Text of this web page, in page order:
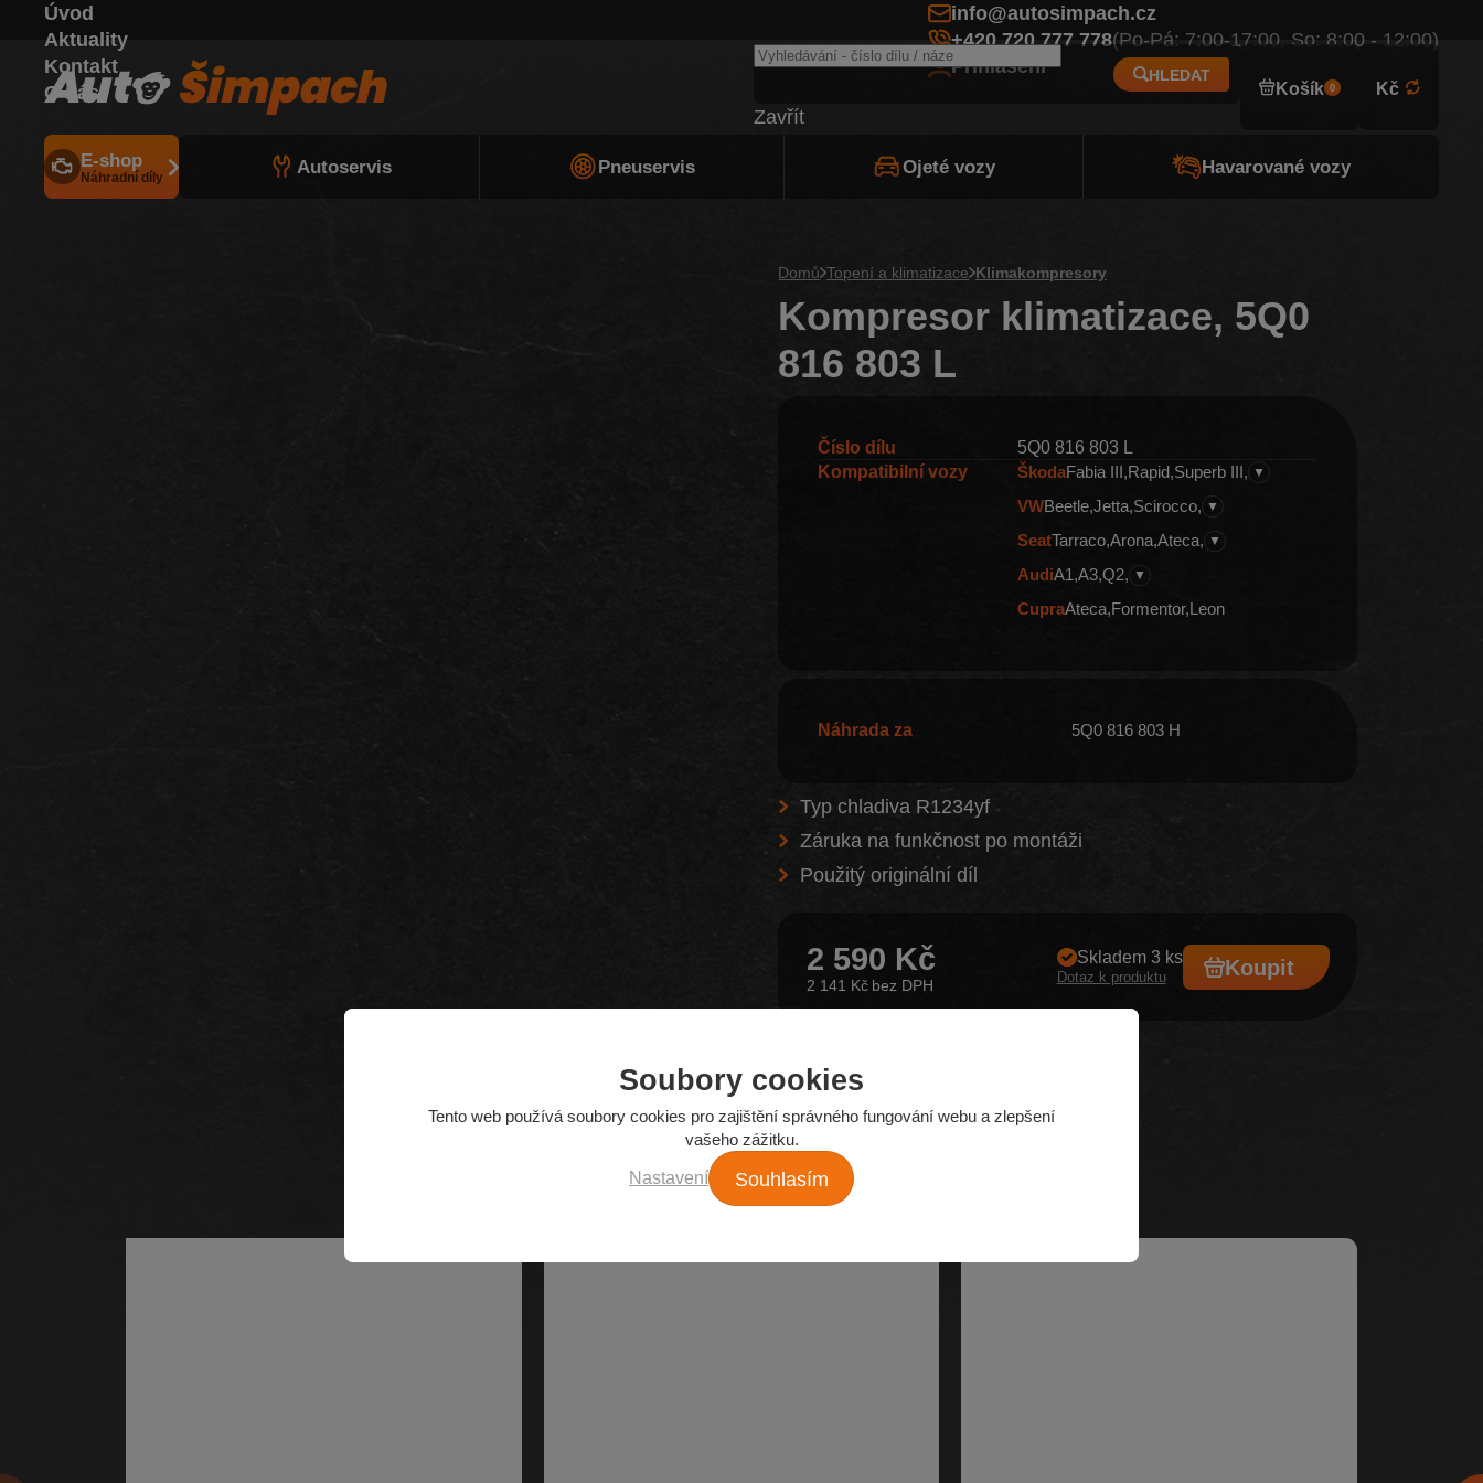
Úvod
Aktuality
Kontakt
O nás
info@autosimpach.cz
+420 720 777 778(Po-Pá: 7:00-17:00, So: 8:00 - 12:00)
Přihlášení
E-shop
Náhradní díly Autoservis Pneuservis Ojeté vozy Havarované vozy
HLEDAT
Zavřít
Košík 0 Kč
Domů Topení a klimatizace Klimakompresory
Kompresor klimatizace, 5Q0
816 803 L
Číslo dílu
5Q0 816 803 L
Kompatibilní vozy
ŠkodaFabia III Rapid Superb III ▼
VWBeetle Jetta Scirocco ▼
SeatTarraco Arona Ateca ▼
AudiA1 A3 Q2 ▼
CupraAteca Formentor Leon
Náhrada za 5Q0 816 803 H
Typ chladiva R1234yf
Záruka na funkčnost po montáži
Použitý originální díl
2 590 Kč
2 141 Kč
Skladem 3 ks
Dotaz k produktu Koupit
Z našeho e-shopu
Nejžádanější autodíly
Soubory cookies
Tento web používá soubory cookies pro zajištění správného fungování webu a zlepšení
vašeho zážitku.
Nastavení Souhlasím